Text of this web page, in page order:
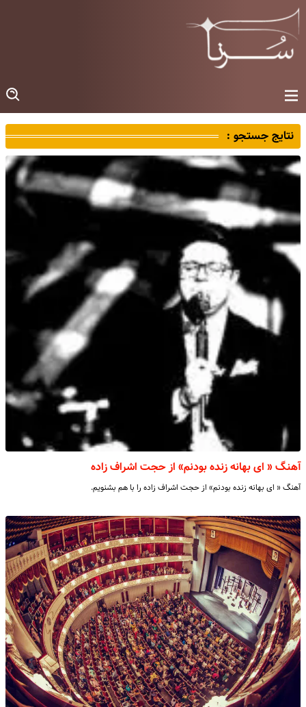
نتایج جستجو :
آهنگ « ای بهانه زنده بودنم» از حجت اشراف زاده
آهنگ « ای بهانه زنده بودنم» از حجت اشراف زاده را با هم بشنویم.